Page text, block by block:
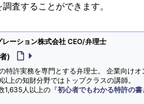
査することができます。
ーション株式会社 CEO/弁理士
)
特許実務を専門とする弁理士。 企業向け
上の知財分野ではトップクラスの講師。
1,635人以上の『初心者でもわかる特許の